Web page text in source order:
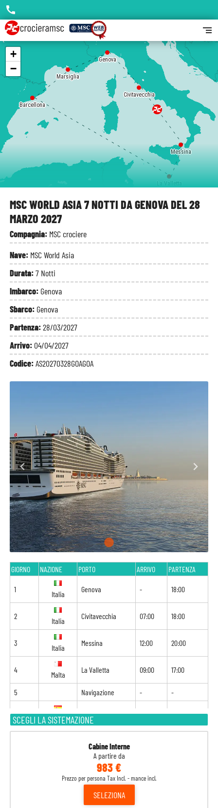
MSC WORLD ASIA 7 NOTTI DA GENOVA DEL 28
MARZO 2027
Compagnia: MSC crociere
Nave: MSC World Asia
Durata:7 Notti
Imbarco: Genova
Sbarco: Genova
Partenza:28/03/2027
Arrivo: 04/04/2027
Codice:AS20270328GOAGOA
SCEGLI LA SISTEMAZIONE
Cabine Interne
A partire da
983 €
Prezzo per persona Tax Incl. - mance incl.
SELEZIONA
GIORNO NAZIONE PORTO ARRIVO PARTENZA
1
Italia
Genova - 18:00
2
Italia
Civitavecchia 07:00 18:00
3
Italia
Messina 12:00 20:00
4
Malta
La Valletta 09:00 17:00
5 Navigazione - -
6
Spagna
Barcellona 08:00 18:00
Marsiglia
Genova
Genova
Civitavecchia
Messina
La Valletta
Barcellona
Marsiglia
+
−
call
segment